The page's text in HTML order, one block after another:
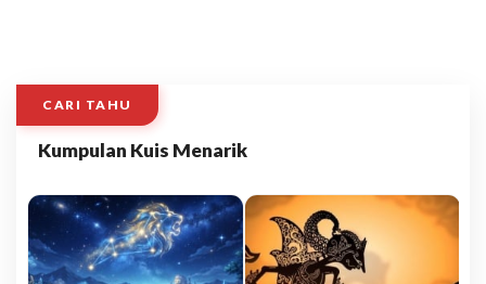
CARI TAHU
Kumpulan Kuis Menarik